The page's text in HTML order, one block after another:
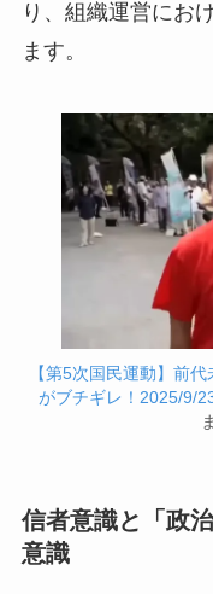
り、組織運営にお
ます。
【第5次国民運動】前
がブチギレ！2025/9/
信者意識と「政
意識